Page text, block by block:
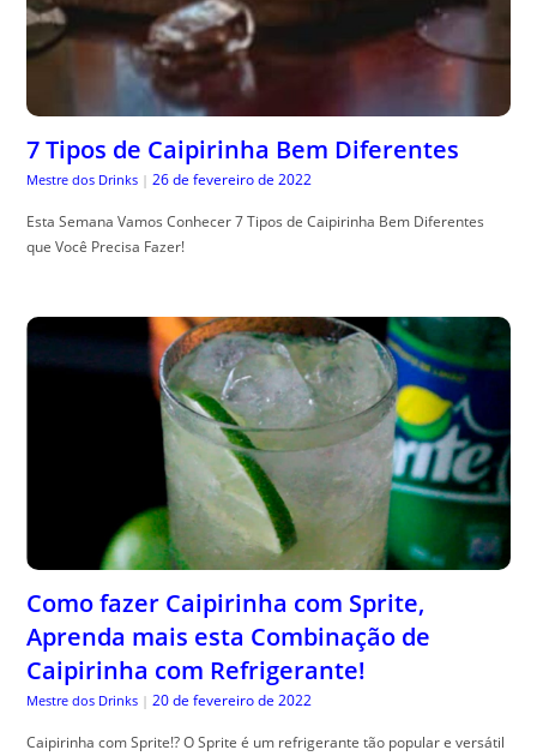
7 Tipos de Caipirinha Bem Diferentes
Mestre dos Drinks | 26 de fevereiro de 2022
Esta Semana Vamos Conhecer 7 Tipos de Caipirinha Bem Diferentes
que Você Precisa Fazer!
Como fazer Caipirinha com Sprite,
Aprenda mais esta Combinação de
Caipirinha com Refrigerante!
Mestre dos Drinks | 20 de fevereiro de 2022
Caipirinha com Sprite!? O Sprite é um refrigerante tão popular e versátil